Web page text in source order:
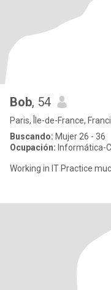
Bob, 54
Paris, Île-de-France,
Buscando: Mujer 26 - 36
Ocupación: Informática-
Working in IT Practice